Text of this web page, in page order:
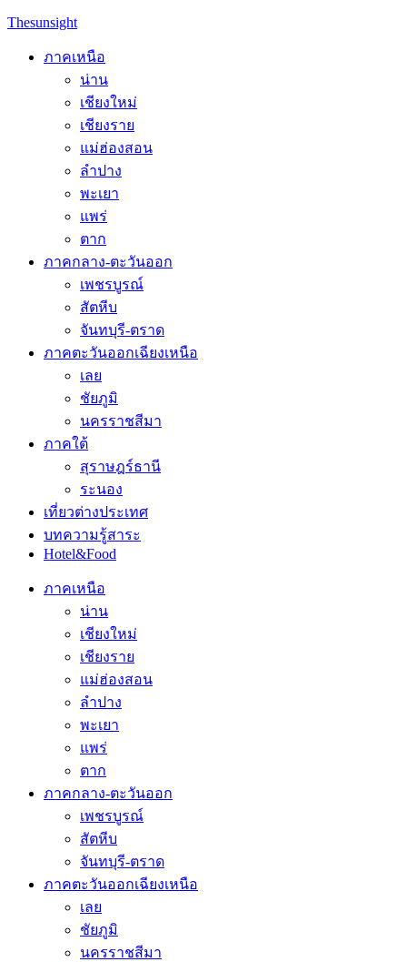
Skip
content
Thesunsight
ภาคเหนือ
น่าน
เชียงใหม่
เชียงราย
แม่ฮ่องสอน
ลำปาง
พะเยา
แพร่
ตาก
ภาคกลาง-ตะวันออก
เพชรบูรณ์
สัตหีบ
จันทบุรี-ตราด
ภาคตะวันออกเฉียงเหนือ
เลย
ชัยภูมิ
นครราชสีมา
ภาคใต้
สุราษฎร์ธานี
ระนอง
เที่ยวต่างประเทศ
บทความรู้สาระ
Hotel&Food
ภาคเหนือ
น่าน
เชียงใหม่
เชียงราย
แม่ฮ่องสอน
ลำปาง
พะเยา
แพร่
ตาก
ภาคกลาง-ตะวันออก
เพชรบูรณ์
สัตหีบ
จันทบุรี-ตราด
ภาคตะวันออกเฉียงเหนือ
เลย
ชัยภูมิ
นครราชสีมา